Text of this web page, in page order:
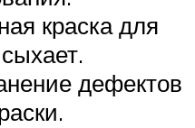
краска для
дефектов